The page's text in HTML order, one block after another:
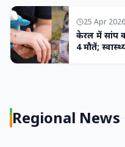
25 Apr 2026
केरल में सांप
4 मौतें;
Regional News